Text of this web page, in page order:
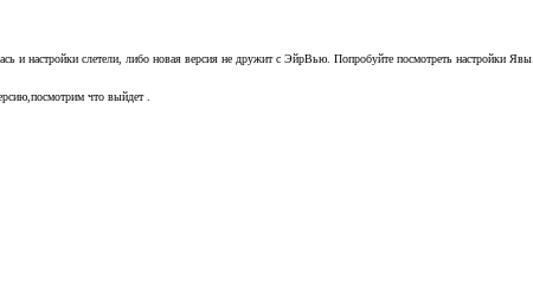
и настройки слетели, либо новая версия не дружит с ЭйрВью. Попробуйте посмотреть настройки Явы.
что выйдет .